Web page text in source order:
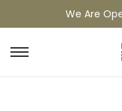
We Are